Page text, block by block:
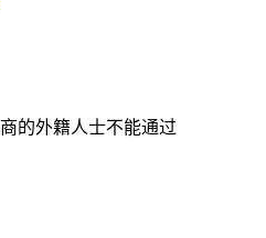
的外籍人士不能通过